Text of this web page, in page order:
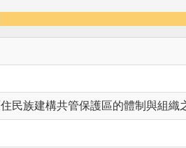
民族建構共管保護區的體制與組織